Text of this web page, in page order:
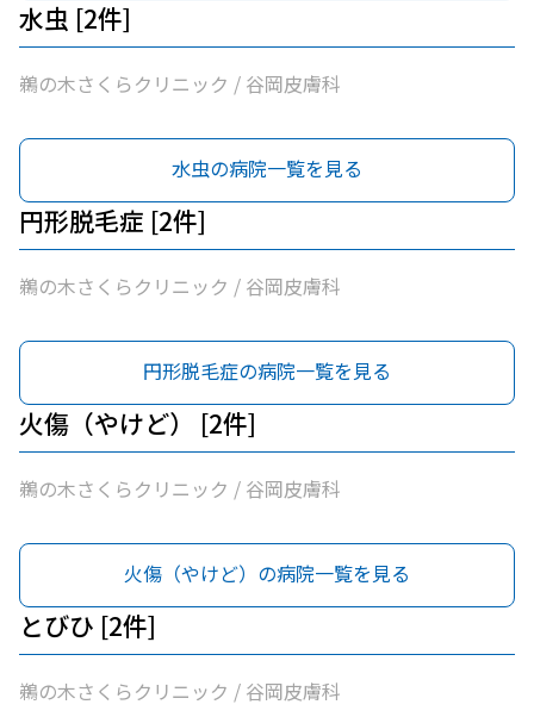
水虫 [2件]
鵜の木さくらクリニック / 谷岡皮膚科
水虫の病院一覧を見る
円形脱毛症 [2件]
鵜の木さくらクリニック / 谷岡皮膚科
円形脱毛症の病院一覧を見る
火傷（やけど） [2件]
鵜の木さくらクリニック / 谷岡皮膚科
火傷（やけど）の病院一覧を見る
とびひ [2件]
鵜の木さくらクリニック / 谷岡皮膚科